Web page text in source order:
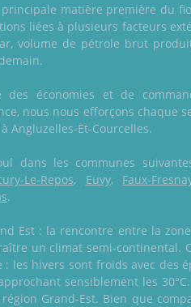
matière première du
liées à plusieurs facteurs
volume de pétrole brut
économies et de
nous nous efforçons chaque
Angluzelles-Et-Courcelles.
dans les communes
Le-Repos, Euvy, Faux-
.
Est : la rencontre entre la
un climat semi-
les hivers sont froids avec des
sensiblement les
Grand-Est. Bien que